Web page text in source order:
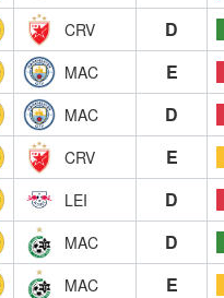
CRV D
MAC E
MAC D
CRV E
LEI D
MAC D
MAC E